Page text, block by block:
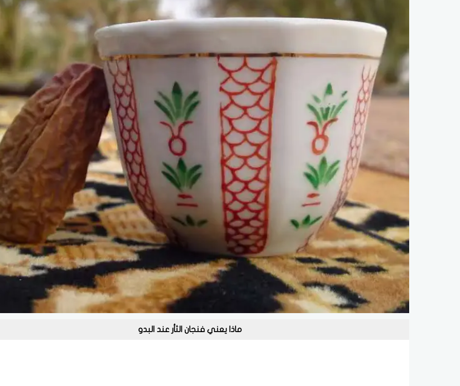
ماذا يعني فنجان الثأر عند البدو